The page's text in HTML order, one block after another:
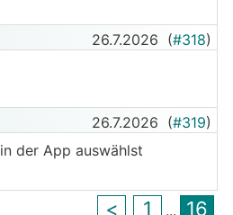
26.7.2026 (#318)
26.7.2026 (#319)
der App auswählst
< 1 ... 16